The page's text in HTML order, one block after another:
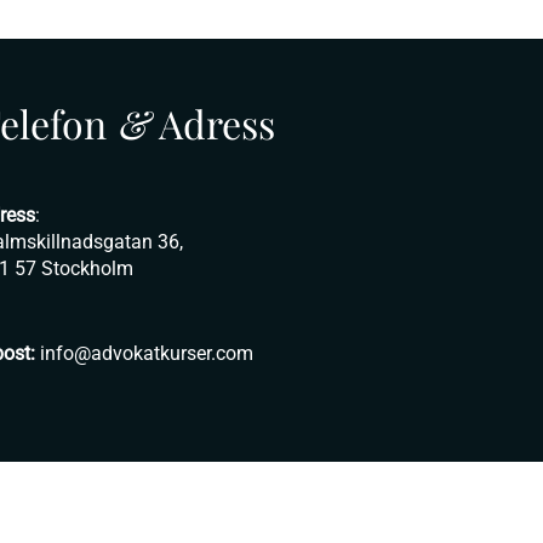
&Adress
:
36,
57 Stockholm
info@advokatkurser.com